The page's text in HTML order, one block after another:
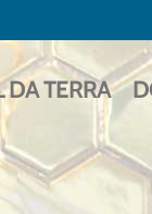
DA TERRA